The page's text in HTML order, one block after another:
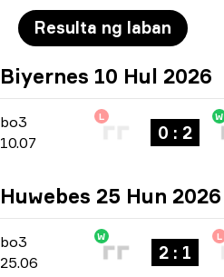
Resulta ng laban
Biyernes 10 Hul 2026
bo3 -bo3
10.07
L
0 : 2
W
Huwebes 25 Hun 2026
bo3 -bo3
25.06
W
2 : 1
L